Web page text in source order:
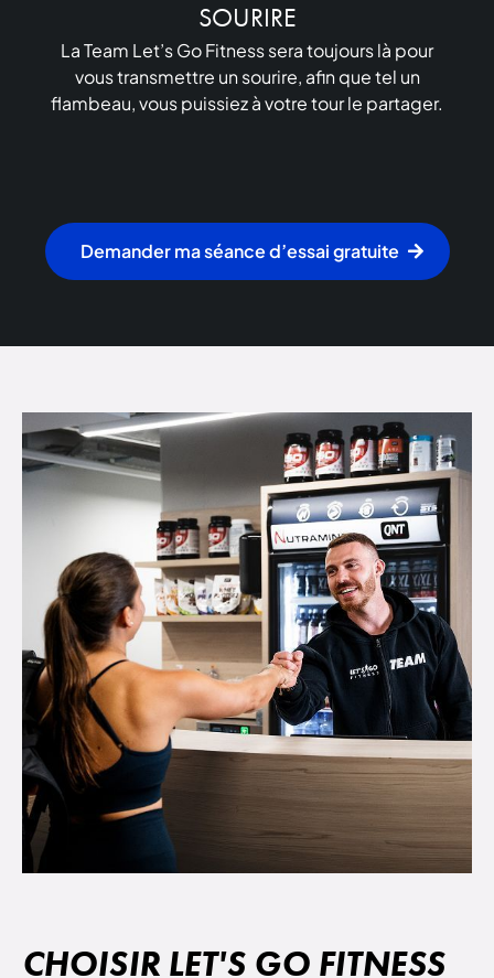
SOURIRE
La Team Let’s Go Fitness sera toujours là pour
vous transmettre un sourire, afin que tel un
flambeau, vous puissiez à votre tour le partager.
Demander ma séance d’essai gratuite
CHOISIR LET'S GO FITNESS